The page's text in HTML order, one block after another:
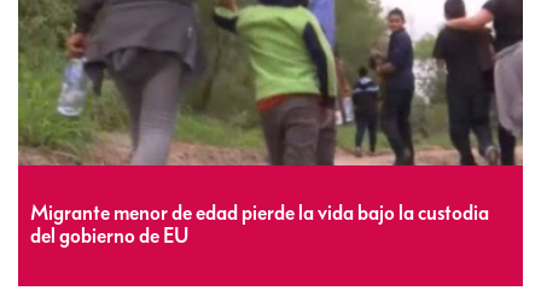
Migrante menor de edad pierde la vida bajo la custodia
del gobierno de EU